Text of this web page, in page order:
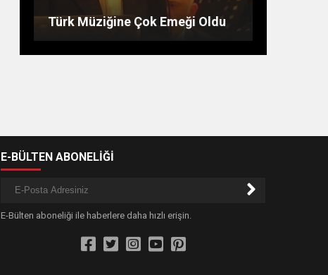
Günün hikayesi: Kilerdeki unTürk Müziğine Çok Emeği Oldu
Demeyecek
E-BÜLTEN ABONELİĞİ
E-Bülten aboneliği ile haberlere daha hızlı erişin.